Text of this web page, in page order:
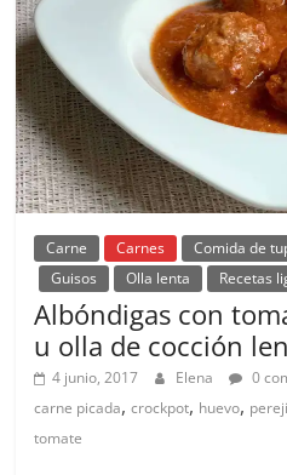
Carne Carnes Comida de
Guisos
Olla lenta Recetas
Albóndigas con
u olla de cocción
4 junio, 2017 Elena 0
carne picada,crockpot, huevo,
tomate